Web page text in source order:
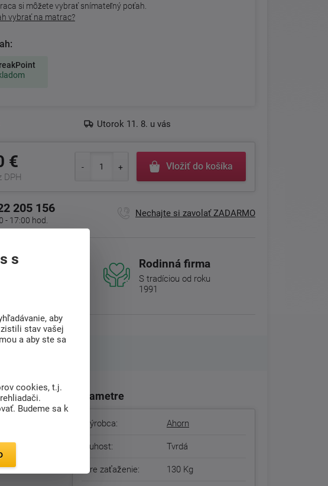
si môžete vybrať snímateľný poťah.
vybrať na matrac?
Utorok 11. 8. u vás
€
DPH
Vložiť do košíka
205 156
- 17:00 hod.
Nechajte si zavolať ZADARMO
s
Rodinná firma
S tradíciou od roku
1991
Parametre
Výrobca: Ahorn
Tuhost: Tvrdá
Pre zaťaženie: 130 Kg
s
aby
stav vašej
a aby ste sa
cookies, t.j.
Budeme sa k